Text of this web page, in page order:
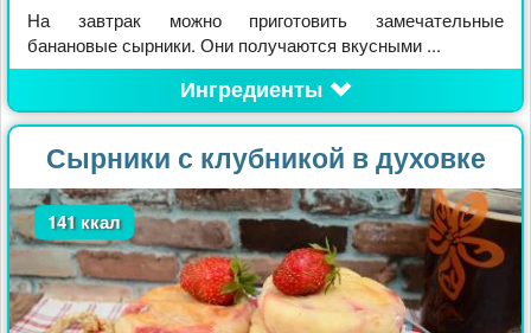
На завтрак можно приготовить замечательные
банановые сырники. Они получаются вкусными ...
Ингредиенты
Сырники с клубникой в духовке
141 ккал